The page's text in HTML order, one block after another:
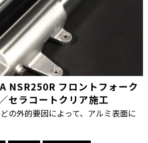
NSR250R フロントフォーク
セラコートクリア施工
の外的要因によって、アルミ表面に